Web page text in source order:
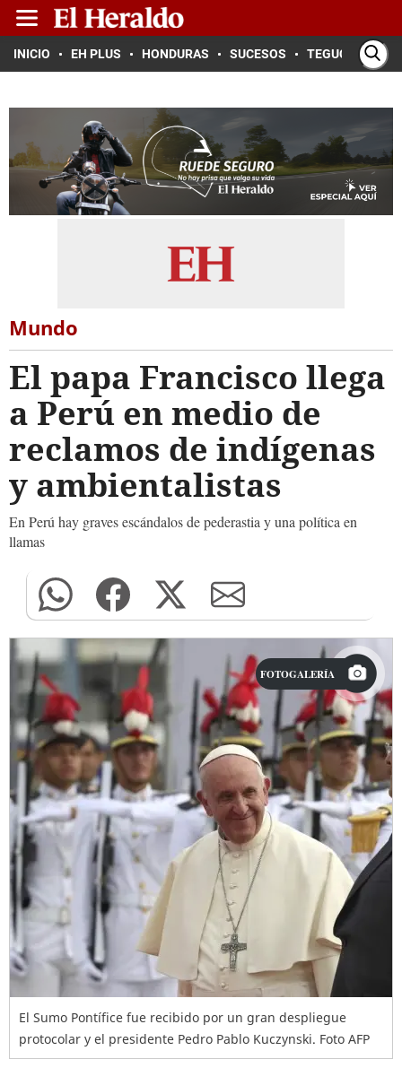
INICIO EH PLUS HONDURAS SUCESOS TEGUCIGALPA
Mundo
El papa Francisco llega
a Perú en medio de
reclamos de indígenas
y ambientalistas
En Perú hay graves escándalos de pederastia y una política en
llamas
FOTOGALERÍA
El Sumo Pontífice fue recibido por un gran despliegue
protocolar y el presidente Pedro Pablo Kuczynski. Foto AFP